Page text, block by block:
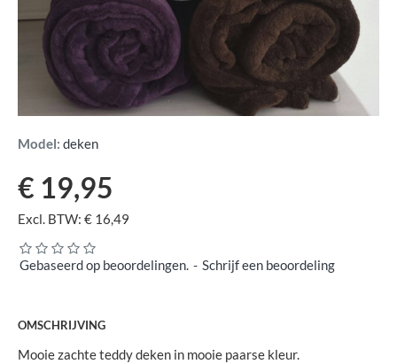
Model: deken
Gebaseerd op beoordelingen. - Schrijf een beoordeling
€ 19,95
Excl. BTW: € 16,49
OMSCHRIJVING
Mooie zachte teddy deken in mooie paarse kleur.